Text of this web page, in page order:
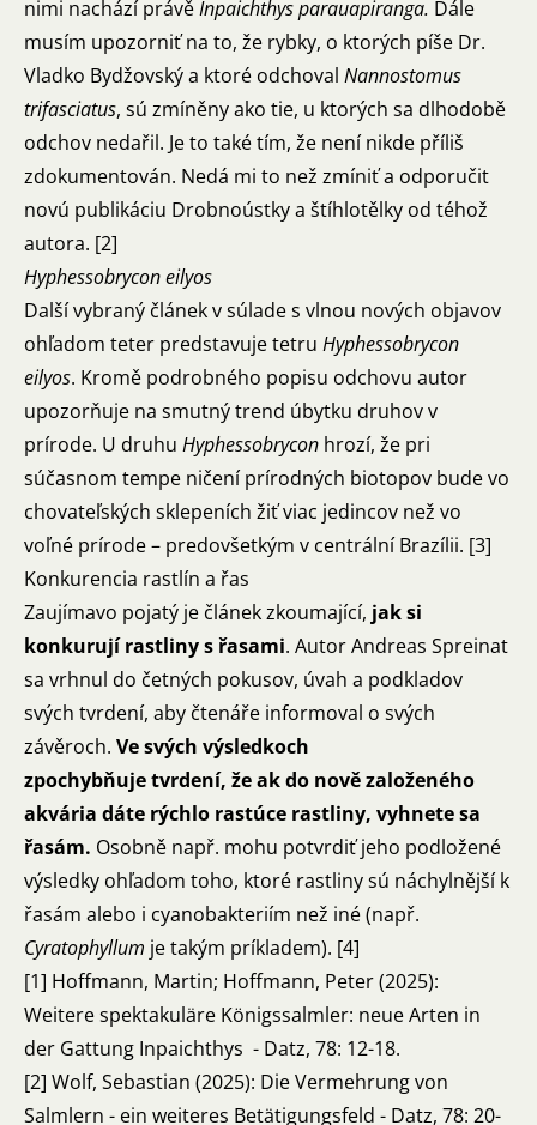
nimi nachází právěInpaichthys parauapiranga. Dále
musím upozorniť na to, že rybky, o ktorých píše Dr.
Vladko Bydžovský a ktoré odchoval Nannostomus
trifasciatus, sú zmíněny ako tie, u ktorých sa dlhodobě
odchov nedařil. Je to také tím, že není nikde příliš
zdokumentován. Nedá mi to než zmíniť a odporučit
novú publikáciu Drobnoústky a štíhlotělky od téhož
autora. [2]
Hyphessobrycon eilyos
Další vybraný článek v súlade s vlnou nových objavov
ohľadom teter predstavuje tetru Hyphessobrycon
eilyos. Kromě podrobného popisu odchovu autor
upozorňuje na smutný trend úbytku druhov v
prírode. U druhu Hyphessobrycon hrozí, že pri
súčasnom tempe ničení prírodných biotopov bude vo
chovateľských sklepeních žiť viac jedincov než vo
voľné prírode – predovšetkým v centrální Brazílii. [3]
Konkurencia rastlín a řas
Zaujímavo pojatý je článek zkoumající, jak si
konkurují rastliny s řasami. Autor Andreas Spreinat
sa vrhnul do četných pokusov, úvah a podkladov
svých tvrdení, aby čtenáře informoval o svých
závěroch. Ve svých výsledkoch
zpochybňuje tvrdení, že ak do nově založeného
akvária dáte rýchlo rastúce rastliny, vyhnete sa
řasám. Osobně např. mohu potvrdiť jeho podložené
výsledky ohľadom toho, ktoré rastliny sú náchylnější k
řasám alebo i cyanobakteriím než iné (např.
Cyratophyllum je takým príkladem). [4]
[1] Hoffmann, Martin; Hoffmann, Peter (2025):
Weitere spektakuläre Königssalmler: neue Arten in
der Gattung Inpaichthys - Datz, 78: 12-18.
[2] Wolf, Sebastian (2025): Die Vermehrung von
Salmlern - ein weiteres Betätigungsfeld - Datz, 78: 20-